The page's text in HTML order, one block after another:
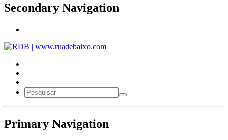
Secondary Navigation
Primary Navigation